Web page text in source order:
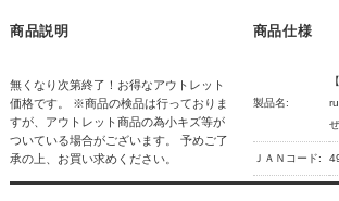
商品説明
無くなり次第終了！お得なアウトレット
価格です。 ※商品の検品は行っておりま
すが、アウトレット商品の為小キズ等が
ついている場合がございます。 予めご了
承の上、お買い求めください。
商品仕様
製品名:
ＪＡＮコード: